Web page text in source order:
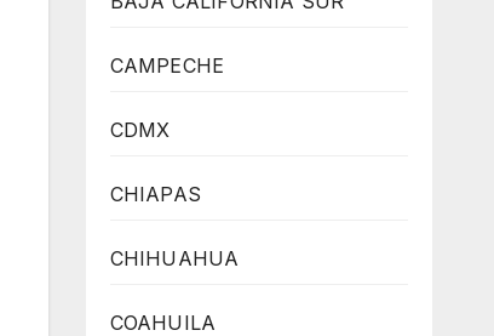
CAMPECHE
CDMX
CHIAPAS
CHIHUAHUA
COAHUILA